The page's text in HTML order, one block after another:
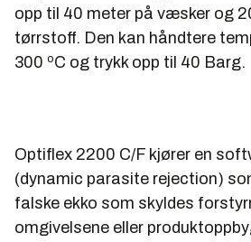
opp til 40 meter på væsker og
tørrstoff. Den kan håndtere
300 ºC og trykk opp til 40 Barg.
Optiflex 2200 C/F kjører en
(dynamic parasite rejection)
falske ekko som skyldes
omgivelsene eller